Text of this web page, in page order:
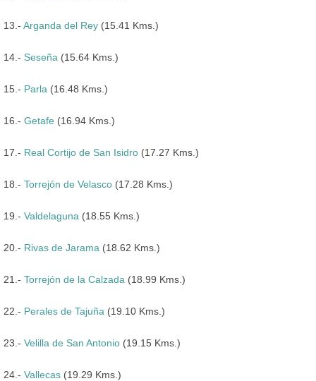
13.- Arganda del Rey (15.41 Kms.)
14.- Seseña (15.64 Kms.)
15.- Parla (16.48 Kms.)
16.- Getafe (16.94 Kms.)
17.- Real Cortijo de San Isidro (17.27 Kms.)
18.- Torrejón de Velasco (17.28 Kms.)
19.- Valdelaguna (18.55 Kms.)
20.- Rivas de Jarama (18.62 Kms.)
21.- Torrejón de la Calzada (18.99 Kms.)
22.- Perales de Tajuña (19.10 Kms.)
23.- Velilla de San Antonio (19.15 Kms.)
24.- Vallecas (19.29 Kms.)